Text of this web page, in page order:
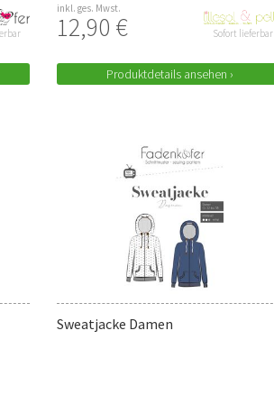
inkl. ges. Mwst.
12,90 € Sofort lieferbar
Produktdetails ansehen ›
Sweatjacke Damen